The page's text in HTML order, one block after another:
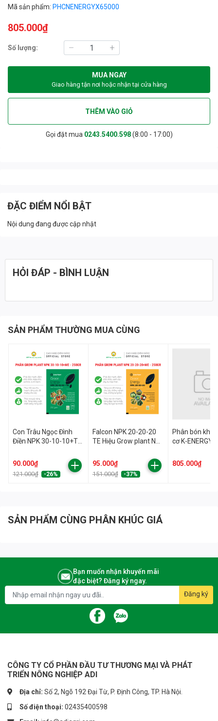
Mã sản phẩm: PHCNENERGYX65000
805.000₫
Số lượng:
MUA NGAY
Giao hàng tận nơi hoặc nhận tại cửa hàng
THÊM VÀO GIỎ
Gọi đặt mua 0243.5400.598(8:00 - 17:00)
ĐẶC ĐIỂM NỔI BẬT
Nội dung đang được cập nhật
HỎI ĐÁP - BÌNH LUẬN
SẢN PHẨM THƯỜNG MUA CÙNG
Con Trâu Ngọc Đình
Điền NPK 30-10-10+TE
10 10 +TE QC 250GR
90.000₫
121.000₫ -26%
Falcon NPK 20-20-20
TE Hiệu Grow plant Npk
95.000₫
151.000₫ -37%
Phân bón
cơ K-ENERGY
805.000₫
SẢN PHẨM CÙNG PHÂN KHÚC GIÁ
Bạn muốn nhận khuyến mãi
đặc biệt? Đăng ký ngay.
Đăng ký
CÔNG TY CỔ PHẦN ĐẦU TƯ THƯƠNG MẠI VÀ PHÁT
TRIỂN NÔNG NGHIỆP ADI
Địa chỉ: Số 2, Ngõ 192 Đại Từ, P. Định Công, TP. Hà Nội.
Số điện thoại: 02435400598